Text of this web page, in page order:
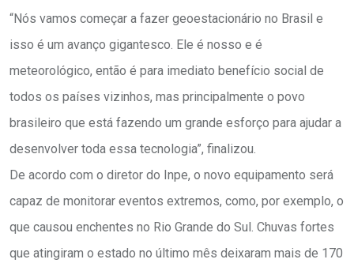
“Nós vamos começar a fazer geoestacionário no Brasil e
isso é um avanço gigantesco. Ele é nosso e é
meteorológico, então é para imediato benefício social de
todos os países vizinhos, mas principalmente o povo
brasileiro que está fazendo um grande esforço para ajudar a
desenvolver toda essa tecnologia”, finalizou.
De acordo com o diretor do Inpe, o novo equipamento será
capaz de monitorar eventos extremos, como, por exemplo, o
que causou enchentes no Rio Grande do Sul. Chuvas fortes
que atingiram o estado no último mês deixaram mais de 170